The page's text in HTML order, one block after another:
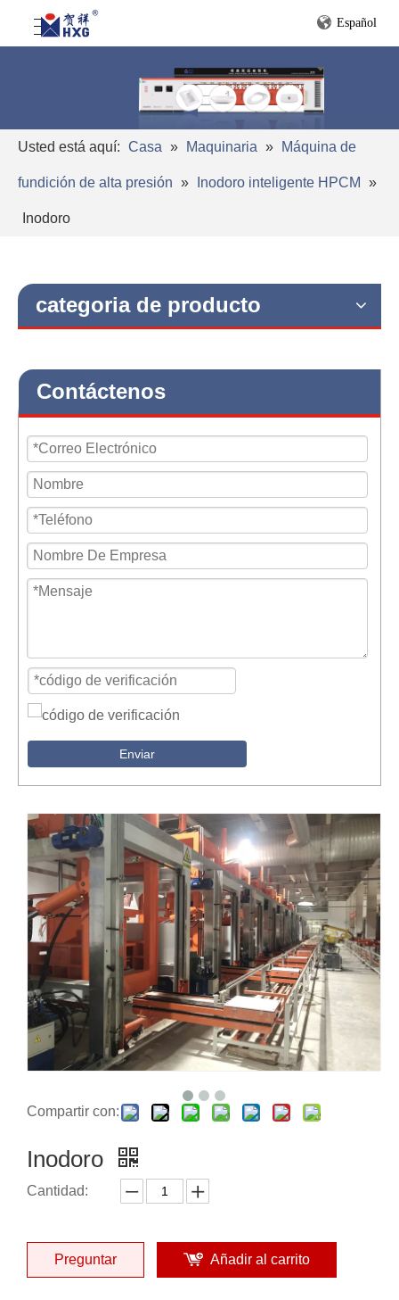
Español
Usted está aquí: Casa » Maquinaria » Máquina de
fundición de alta presión » Inodoro inteligente HPCM »
Inodoro
categoria de producto
Contáctenos
Enviar
Compartir con:
Inodoro
Cantidad:
Preguntar Añadir al carrito